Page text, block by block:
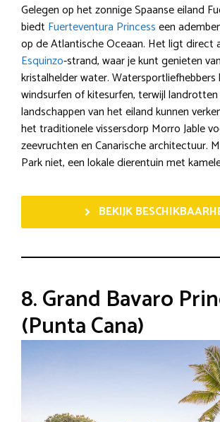
Gelegen op het zonnige Spaanse eiland
biedt Fuerteventura Princesseen
op de Atlantische Oceaan. Het ligt direct
Esquinzo-strand, waar je kunt genieten
kristalhelder water. Watersportliefhebbers
windsurfen of kitesurfen, terwijl
landschappen van het eiland kunnen
het traditionele vissersdorp Morro Jable
zeevruchten en Canarische architectuur.
Park niet, een lokale dierentuin met
BEKIJK
8. Grand Bavaro
(Punta Cana)